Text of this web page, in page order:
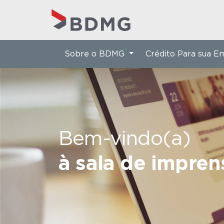
Bem-vindo(a)
à sala de
Sobre o BDMG Crédito Para sua